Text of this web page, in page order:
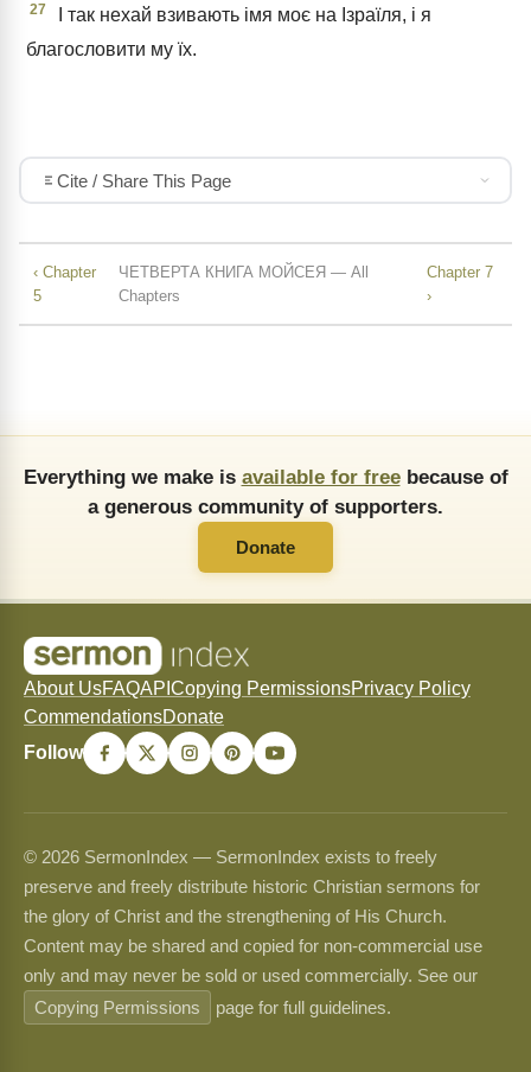
27
І так нехай взивають імя моє на Ізраїля, і я
благословити му їх.
Cite / Share This Page
‹ Chapter
5
ЧЕТВЕРТА КНИГА МОЙСЕЯ — All
Chapters
Chapter 7
›
Everything we make is available for freebecause of
a generous community of supporters.
Donate
About UsFAQAPI Copying PermissionsPrivacy Policy
CommendationsDonate
Follow
© 2026 SermonIndex — SermonIndex exists to freely
preserve and freely distribute historic Christian sermons for
the glory of Christ and the strengthening of His Church.
Content may be shared and copied for non-commercial use
only and may never be sold or used commercially. See our
Copying Permissions
page for full guidelines.